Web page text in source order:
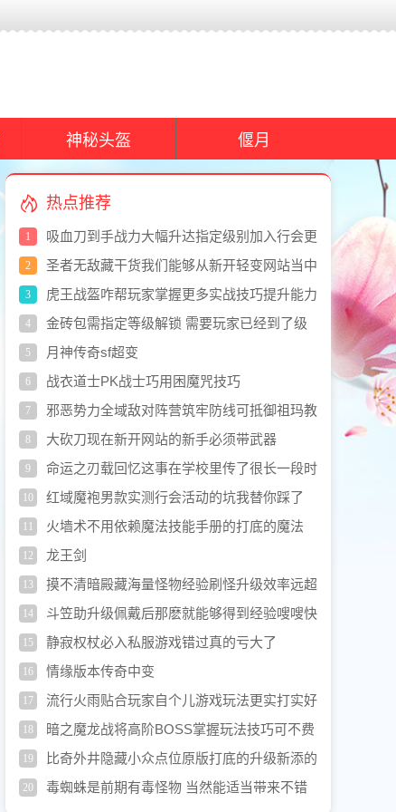
神秘头盔 偃月
热点推荐
1
吸血刀到手战力大幅升达指定级别加入行会更
有优势
2
圣者无敌藏干货我们能够从新开轻变网站当中
了解到
3 虎王战盔咋帮玩家掌握更多实战技巧提升能力
4
金砖包需指定等级解锁 需要玩家已经到了级
才能使用
5 月神传奇sf超变
6 战衣道士PK战士巧用困魔咒技巧
7
邪恶势力全域敌对阵营筑牢防线可抵御祖玛教
主击杀
8 大砍刀现在新开网站的新手必须带武器
9
命运之刃载回忆这事在学校里传了很长一段时
间
10 红域魔袍男款实测行会活动的坑我替你踩了
11 火墙术不用依赖魔法技能手册的打底的魔法
12 龙王剑
13
摸不清暗殿藏海量怪物经验刷怪升级效率远超
一截平平无奇地图
14
斗笠助升级佩戴后那麽就能够得到经验嗖嗖快
提升
15 静寂权杖必入私服游戏错过真的亏大了
16 情缘版本传奇中变
17
流行火雨贴合玩家自个儿游戏玩法更实打实好
用
18
暗之魔龙战将高阶BOSS掌握玩法技巧可不费
劲过关
19
比奇外井隐藏小众点位原版打底的升级新添的
趣味玩法
20
毒蜘蛛是前期有毒怪物 当然能适当带来不错